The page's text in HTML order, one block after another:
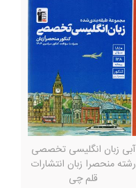
آبی زبان انگلیسی تخصصی
رشته منحصرا زبان انتشارات
قلم چی